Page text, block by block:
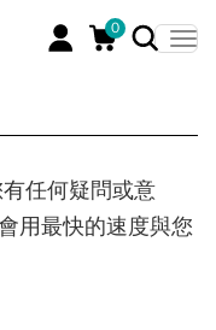
0
任何疑問或意
用最快的速度與您